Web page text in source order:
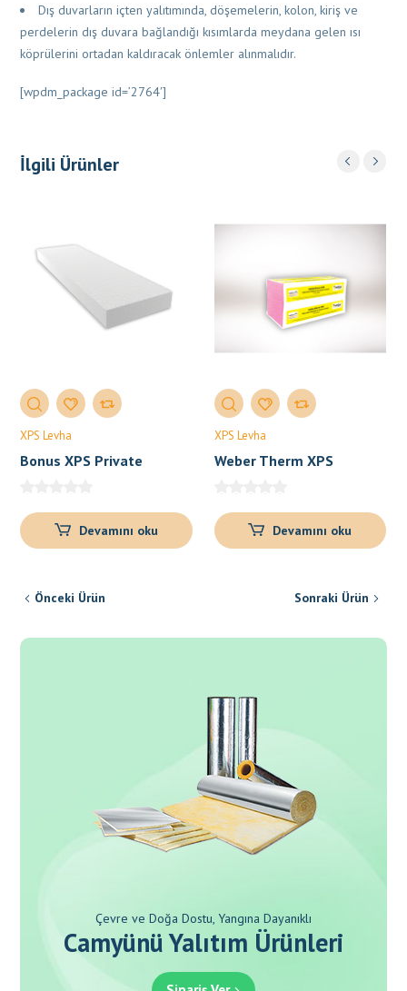
Dış duvarların içten yalıtımında, döşemelerin, kolon, kiriş ve
perdelerin dış duvara bağlandığı kısımlarda meydana gelen ısı
köprülerini ortadan kaldıracak önlemler alınmalıdır.
[wpdm_package id=’2764′]
İlgili Ürünler
XPS Levha
Bonus XPS Private
Devamını oku
XPS Levha
Weber Therm XPS
Devamını oku
Önceki Ürün Sonraki Ürün
Çevre ve Doğa Dostu, Yangına Dayanıklı
Camyünü Yalıtım Ürünleri